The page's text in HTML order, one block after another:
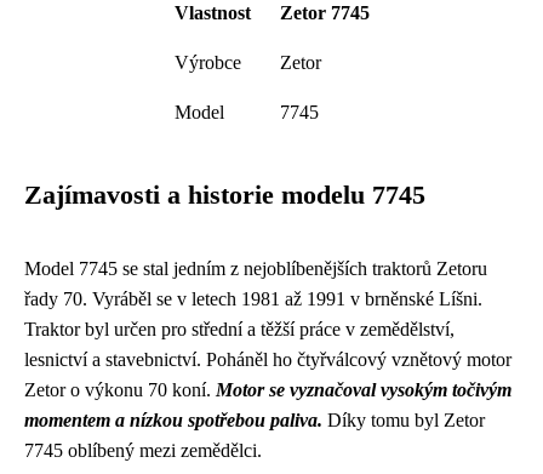
Vlastnost Zetor 7745
Výrobce Zetor
Model 7745
Zajímavosti a historie modelu 7745
Model 7745 se stal jedním z nejoblíbenějších traktorů Zetoru
řady 70. Vyráběl se v letech 1981 až 1991 v brněnské Líšni.
Traktor byl určen pro střední a těžší práce v zemědělství,
lesnictví a stavebnictví. Poháněl ho čtyřválcový vznětový motor
Zetor o výkonu 70 koní. Motor se vyznačoval vysokým točivým
momentem a nízkou spotřebou paliva. Díky tomu byl Zetor
7745 oblíbený mezi zemědělci.